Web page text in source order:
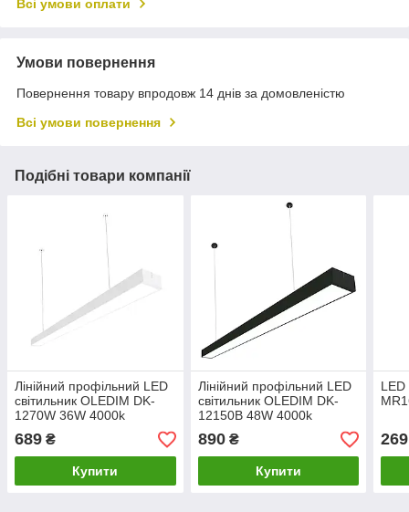
Всі умови оплати
Умови повернення
Повернення товару впродовж 14 днів за домовленістю
Всі умови повернення
Подібні товари компанії
Лінійний профільний LED
світильник OLEDIM DK-
1270W 36W 4000k
689 ₴
Купити
Лінійний профільний LED
світильник OLEDIM DK-
12150B 48W 4000k
890₴
Купити
269